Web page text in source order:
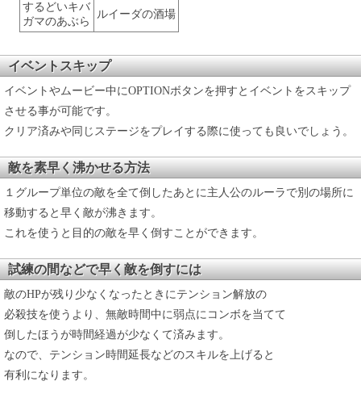
するどいキバ
ガマのあぶら
ルイーダの酒場
イベントスキップ
イベントやムービー中にOPTIONボタンを押すとイベントをスキップ
させる事が可能です。
クリア済みや同じステージをプレイする際に使っても良いでしょう。
敵を素早く沸かせる方法
１グループ単位の敵を全て倒したあとに主人公のルーラで別の場所に
移動すると早く敵が沸きます。
これを使うと目的の敵を早く倒すことができます。
試練の間などで早く敵を倒すには
敵のHPが残り少なくなったときにテンション解放の
必殺技を使うより、無敵時間中に弱点にコンボを当てて
倒したほうが時間経過が少なくて済みます。
なので、テンション時間延長などのスキルを上げると
有利になります。